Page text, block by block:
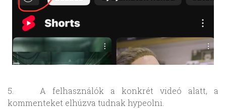
5. A felhasználók a konkrét videó alatt, a
kommenteket elhúzva tudnak hypeolni.